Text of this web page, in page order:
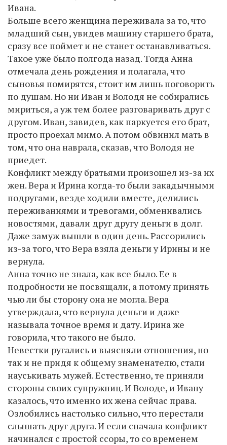
Ивана.
Больше всего женщина переживала за то, что
младший сын, увидев машину старшего брата,
сразу все поймет и не станет останавливаться.
Такое уже было полгода назад. Тогда Анна
отмечала день рождения и полагала, что
сыновья помирятся, стоит им лишь поговорить
по душам. Но ни Иван и Володя не собирались
мириться, а уж тем более разговаривать друг с
другом. Иван, завидев, как паркуется его брат,
просто проехал мимо. А потом обвинил мать в
том, что она наврала, сказав, что Володя не
приедет.
Конфликт между братьями произошел из-за их
жен. Вера и Ирина когда-то были закадычными
подругами, везде ходили вместе, делились
переживаниями и тревогами, обменивались
новостями, давали друг другу деньги в долг.
Даже замуж вышли в один день. Рассорились
из-за того, что Вера взяла деньги у Ирины и не
вернула.
Анна точно не знала, как все было. Ее в
подробности не посвящали, а потому принять
чью ли бы сторону она не могла. Вера
утверждала, что вернула деньги и даже
называла точное время и дату. Ирина же
говорила, что такого не было.
Невестки ругались и выясняли отношения, но
так и не придя к общему знаменателю, стали
науськивать мужей. Естественно, те приняли
стороны своих супружниц. И Володе, и Ивану
казалось, что именно их жена сейчас права.
Озлобились настолько сильно, что перестали
слышать друг друга. И если сначала конфликт
начинался с простой ссоры, то со временем